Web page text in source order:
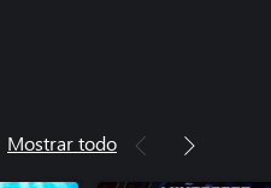
Mostrar todo